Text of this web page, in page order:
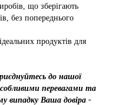
що зберігають
без попереднього
ідеальних продуктів для
до нашої
перевагами та
випадку Ваша довіра -